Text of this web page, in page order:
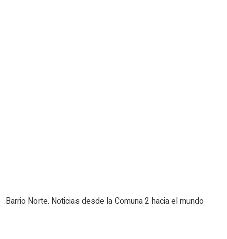
.Barrio Norte. Noticias desde la Comuna 2 hacia el mundo